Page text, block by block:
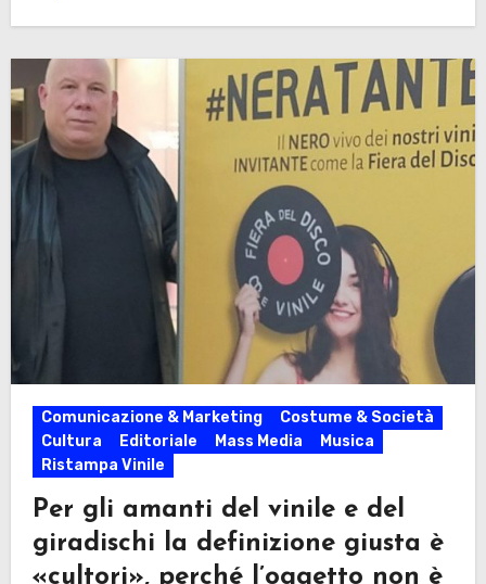
Comunicazione & Marketing
Costume & Società
Cultura
Editoriale Mass Media
Musica
Ristampa Vinile
Per gli amanti del vinile e del
giradischi la definizione giusta è
«cultori», perché l’oggetto non è